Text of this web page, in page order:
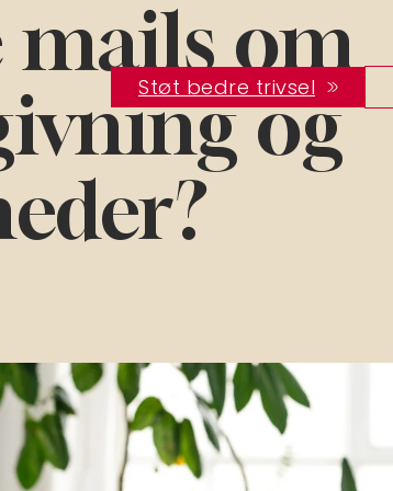
Støt bedre trivsel
mails om
og